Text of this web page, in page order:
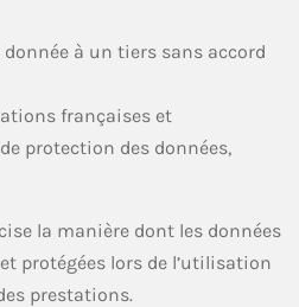
à un tiers sans accord
françaises et
protection des données,
la manière dont les données
protégées lors de l’utilisation
prestations.